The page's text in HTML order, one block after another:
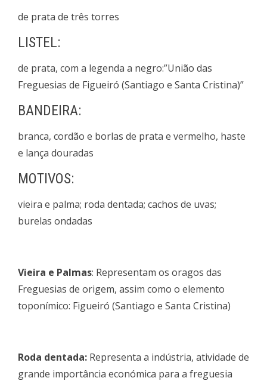
de prata de três torres
LISTEL:
de prata, com a legenda a negro:”União das
Freguesias de Figueiró (Santiago e Santa Cristina)”
BANDEIRA:
branca, cordão e borlas de prata e vermelho, haste
e lança douradas
MOTIVOS:
vieira e palma; roda dentada; cachos de uvas;
burelas ondadas
Vieira e Palmas: Representam os oragos das
Freguesias de origem, assim como o elemento
toponímico: Figueiró (Santiago e Santa Cristina)
Roda dentada: Representa a indústria, atividade de
grande importância económica para a freguesia